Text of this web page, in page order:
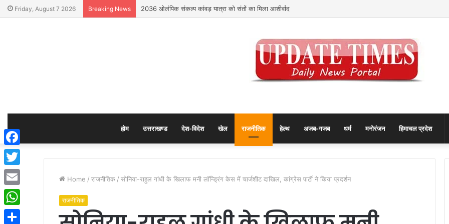
Friday, August 7 2026 Breaking News 2036 ओलंपिक संकल्प कांवड़ यात्रा को संतों का मिला आशीर्वाद
होम उत्तराखण्ड देश-विदेश खेल राजनीतिक हेल्थ अजब-गजब धर्म मनोरंजन हिमाचल प्रदेश
Home / राजनीतिक / सोनिया-राहुल गांधी के खिलाफ मनी लॉन्ड्रिंग केस में चार्जशीट दाखिल, कांग्रेस पार्टी ने किया प्रदर्शन
राजनीतिक
Facebook
Twitter
Email
WhatsApp